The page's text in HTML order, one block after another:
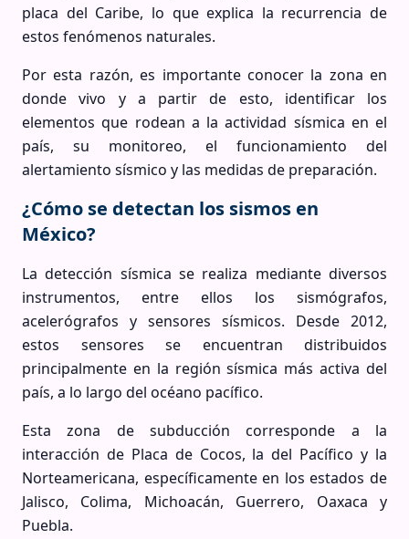
placa del Caribe, lo que explica la recurrencia de
estos fenómenos naturales.
Por esta razón, es importante conocer la zona en
donde vivo y a partir de esto, identificar los
elementos que rodean a la actividad sísmica en el
país, su monitoreo, el funcionamiento del
alertamiento sísmico y las medidas de preparación.
¿Cómo se detectan los sismos en
México?
La detección sísmica se realiza mediante diversos
instrumentos, entre ellos los sismógrafos,
acelerógrafos y sensores sísmicos. Desde 2012,
estos sensores se encuentran distribuidos
principalmente en la región sísmica más activa del
país, a lo largo del océano pacífico.
Esta zona de subducción corresponde a la
interacción de Placa de Cocos, la del Pacífico y la
Norteamericana, específicamente en los estados de
Jalisco, Colima, Michoacán, Guerrero, Oaxaca y
Puebla.